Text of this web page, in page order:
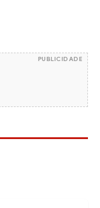
PUBLICIDADE